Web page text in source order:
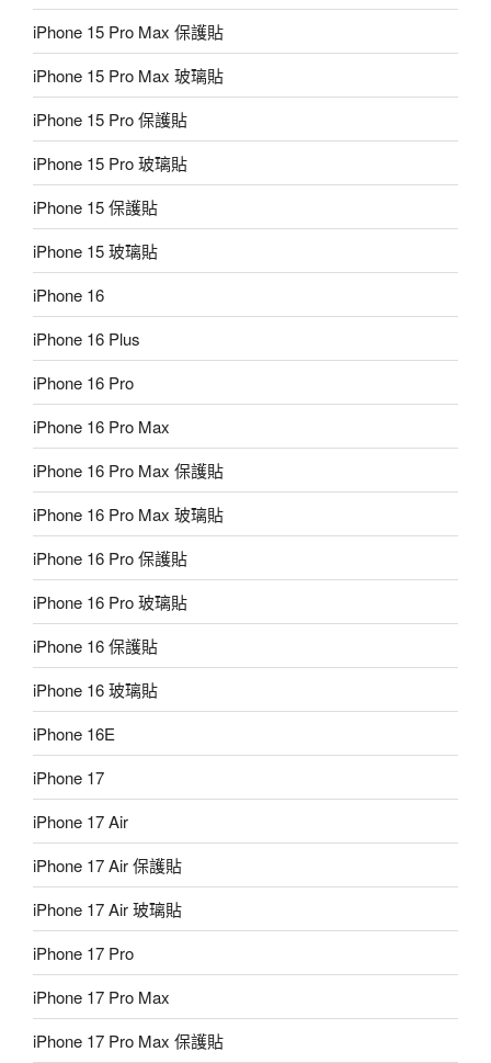
iPhone 15 Pro Max 保護貼
iPhone 15 Pro Max 玻璃貼
iPhone 15 Pro 保護貼
iPhone 15 Pro 玻璃貼
iPhone 15 保護貼
iPhone 15 玻璃貼
iPhone 16
iPhone 16 Plus
iPhone 16 Pro
iPhone 16 Pro Max
iPhone 16 Pro Max 保護貼
iPhone 16 Pro Max 玻璃貼
iPhone 16 Pro 保護貼
iPhone 16 Pro 玻璃貼
iPhone 16 保護貼
iPhone 16 玻璃貼
iPhone 16E
iPhone 17
iPhone 17 Air
iPhone 17 Air 保護貼
iPhone 17 Air 玻璃貼
iPhone 17 Pro
iPhone 17 Pro Max
iPhone 17 Pro Max 保護貼